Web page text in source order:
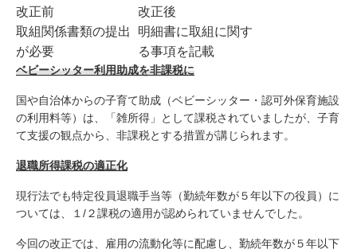
改正前
改正後
取組関係書類の提出
が必要
明細書に取組に関す
る事項を記載
ベビーシッター利用助成を非課税に
国や自治体からの子育て助成（ベビーシッター・認可外保育施設
の利用料等）は、「雑所得」として課税されていましたが、子育
て支援の観点から、非課税とする措置が講じられます。
退職所得課税の適正化
現行法でも特定役員退職手当等（勤続年数が５年以下の役員）に
ついては、１/２課税の適用が認められていませんでした。
今回の改正では、雇用の流動化等に配慮し、勤続年数が５年以下